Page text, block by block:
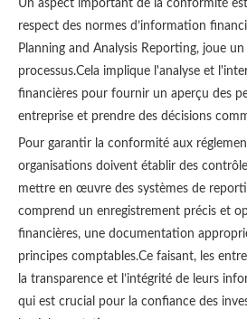
Un aspect important de la conformité
respect des normes d’information
Planning and Analysis Reporting, joue
processus.Cela implique l'analyse et
financières pour fournir un aperçu des
entreprise et prendre des décisions
Pour garantir la conformité aux
organisations doivent établir des
mettre en œuvre des systèmes de
comprend un enregistrement précis et
financières, une documentation
principes comptables.Ce faisant, les
la transparence et l’intégrité de leurs
qui est crucial pour la confiance des